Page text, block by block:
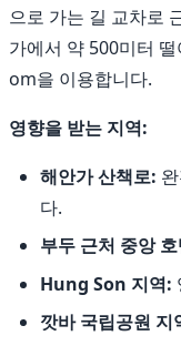
으로 가는 길 교차로
가에서 약 500미터
om을 이용합니다.
영향을 받는 지역:
해안가 산책로:
다.
부두 근처 중앙
Hung Son 지역:
깟바 국립공원 지